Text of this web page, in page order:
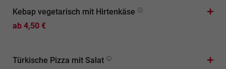
Kebap vegetarisch mit Hirtenkäse
ab 4,50 €
Türkische Pizza mit Salat